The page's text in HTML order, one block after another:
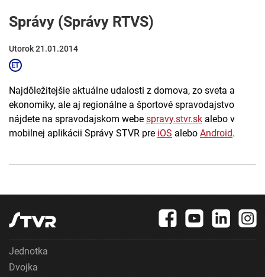
Správy (Správy RTVS)
Utorok 21.01.2014
Najdôležitejšie aktuálne udalosti z domova, zo sveta a
ekonomiky, ale aj regionálne a športové spravodajstvo
nájdete na spravodajskom webe spravy.stvr.sk alebo v
mobilnej aplikácii Správy STVR pre iOS alebo Android.
Jednotka
Dvojka